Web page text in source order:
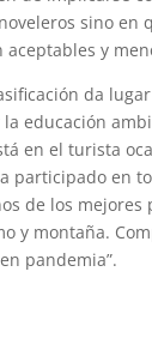
sino en
aceptables y
da
educación
en el turista
participado en
de los
y montaña.
pandemia”.